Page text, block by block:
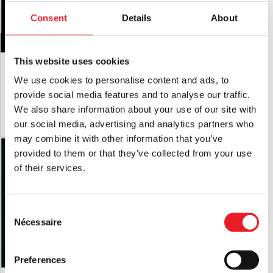
Consent Details About
This website uses cookies
We use cookies to personalise content and ads, to
provide social media features and to analyse our traffic.
We also share information about your use of our site with
our social media, advertising and analytics partners who
may combine it with other information that you’ve
provided to them or that they’ve collected from your use
of their services.
Selection
Nécessaire
Preferences
Bras en silicone avec pouce
AJOUTER AU PANIER